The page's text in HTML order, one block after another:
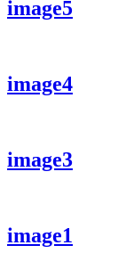
image5
image4
image3
image1